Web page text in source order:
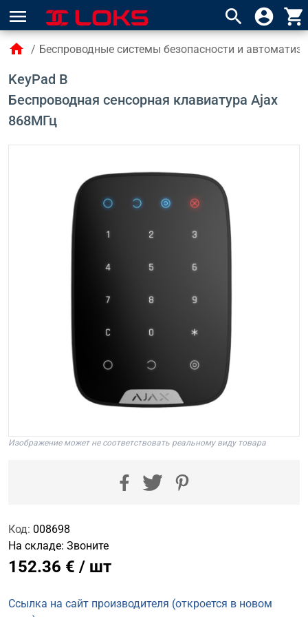
menu search account_circle shopping_cart
home / Беспроводные системы безопасности и
KeyPad B
Беспроводная сенсорная клавиатура Ajax
868МГц
Изображение может не соответствовать реальному виду товара
Код: 008698
На складе: Звоните
152.36 € / шт
Ссылка на сайт производителя (откроется в новом